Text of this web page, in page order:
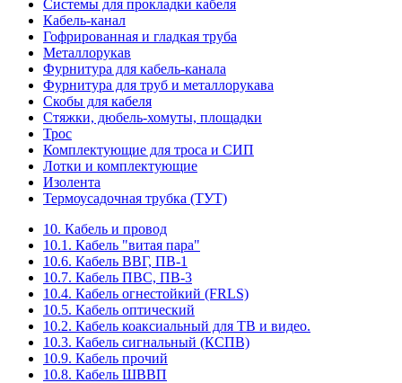
Системы для прокладки кабеля
Кабель-канал
Гофрированная и гладкая труба
Металлорукав
Фурнитура для кабель-канала
Фурнитура для труб и металлорукава
Скобы для кабеля
Стяжки, дюбель-хомуты, площадки
Трос
Комплектующие для троса и СИП
Лотки и комплектующие
Изолента
Термоусадочная трубка (ТУТ)
10. Кабель и провод
10.1. Кабель "витая пара"
10.6. Кабель ВВГ, ПВ-1
10.7. Кабель ПВС, ПВ-3
10.4. Кабель огнестойкий (FRLS)
10.5. Кабель оптический
10.2. Кабель коаксиальный для ТВ и видео.
10.3. Кабель сигнальный (КСПВ)
10.9. Кабель прочий
10.8. Кабель ШВВП